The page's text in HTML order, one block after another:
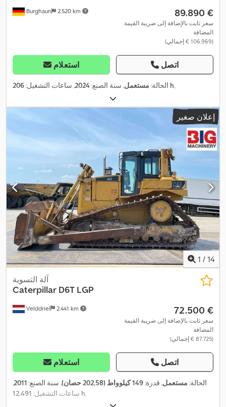
Burghaun 2.520 km ‏89.890 €
سعر ثابت بالإضافة إلى ضريبة القيمة
المضافة
(‏106.969 € إجمالي)
استعلام اتصل
الحالة: مستعمل, سنة الصنع:2024, ساعات التشغيل: 206 h,
إعلان صغير
1 / 14
Velddriel 2.441 km
آلة التسوية
Caterpillar D6T LGP
‏72.500 €
سعر ثابت بالإضافة إلى ضريبة القيمة
المضافة
(‏87.725 € إجمالي)
استعلام اتصل
الحالة: مستعمل, قدرة:149 كيلوواط (202,58 حصان) , سنة الصنع: 2011
,
ساعات التشغيل: 12.491 h,